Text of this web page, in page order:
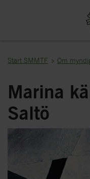
Start SMMTF Om
Marina
Saltö